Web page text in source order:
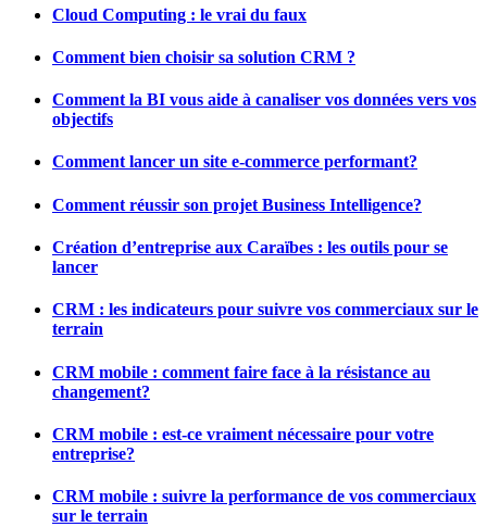
Cloud Computing : le vrai du faux
Comment bien choisir sa solution CRM ?
Comment la BI vous aide à canaliser vos données vers vos
objectifs
Comment lancer un site e-commerce performant?
Comment réussir son projet Business Intelligence?
Création d’entreprise aux Caraïbes : les outils pour se
lancer
CRM : les indicateurs pour suivre vos commerciaux sur le
terrain
CRM mobile : comment faire face à la résistance au
changement?
CRM mobile : est-ce vraiment nécessaire pour votre
entreprise?
CRM mobile : suivre la performance de vos commerciaux
sur le terrain